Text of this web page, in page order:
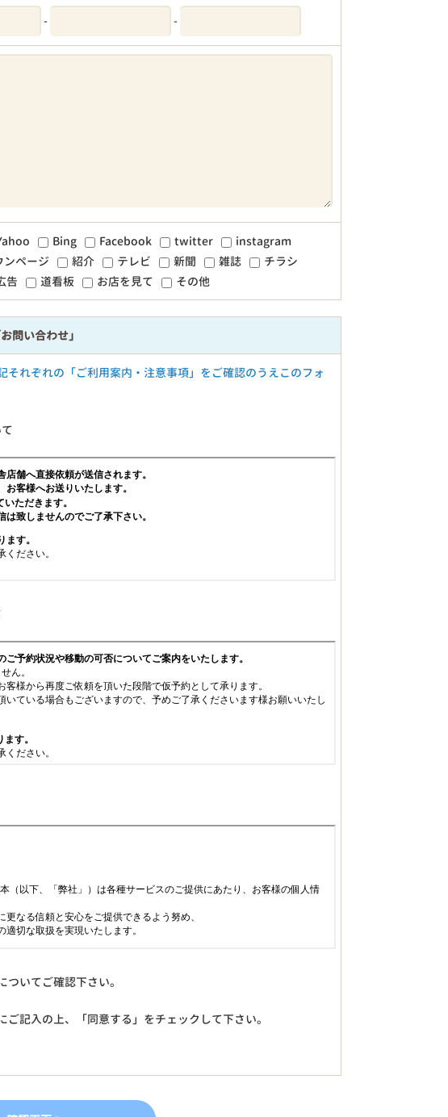
- -
Bing Facebook twitter
instagram
ンページ 紹介 テレビ 新聞 雑誌
チラシ
告
道看板 お店を見て その他
お問い合わせ」
れぞれの「ご利用案内・注意事項」をご確認のうえこのフォ
ついてご確認下さい。
記入の上、「同意する」をチェックして下さい。